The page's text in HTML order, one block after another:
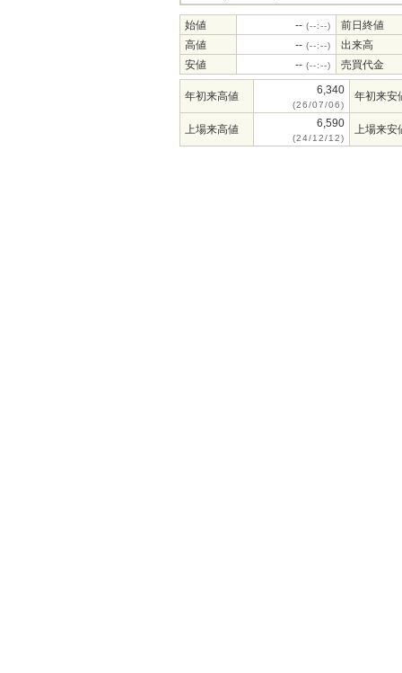
始値 -- (--:--)
前日終値
高値
-- (--:--)
出来高
安値
-- (--:--) 売買代金
年初来高値 6,340
(26/07/06)
年初来安
上場来高値 6,590
(24/12/12)
上場来安